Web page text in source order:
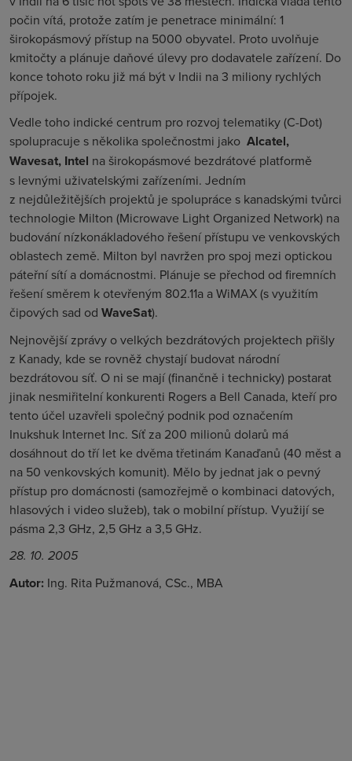
počin vítá, protože zatím je penetrace minimální: 1
širokopásmový přístup na 5000 obyvatel. Proto uvolňuje
kmitočty a plánuje daňové úlevy pro dodavatele zařízení. Do
konce tohoto roku již má být v Indii na 3 miliony rychlých
přípojek.
Vedle toho indické centrum pro rozvoj telematiky (C-Dot)
spolupracuje s několika společnostmi jako Alcatel,
Wavesat, Intel na širokopásmové bezdrátové platformě
s levnými uživatelskými zařízeními. Jedním
z nejdůležitějších projektů je spolupráce s kanadskými tvůrci
technologie Milton (Microwave Light Organized Network) na
budování nízkonákladového řešení přístupu ve venkovských
oblastech země. Milton byl navržen pro spoj mezi optickou
páteřní sítí a domácnostmi. Plánuje se přechod od firemních
řešení směrem k otevřeným 802.11a a WiMAX (s využitím
čipových sad od WaveSat).
Nejnovější zprávy o velkých bezdrátových projektech přišly
z Kanady, kde se rovněž chystají budovat národní
bezdrátovou síť. O ni se mají (finančně i technicky) postarat
jinak nesmiřitelní konkurenti Rogers a Bell Canada, kteří pro
tento účel uzavřeli společný podnik pod označením
Inukshuk Internet Inc. Síť za 200 milionů dolarů má
dosáhnout do tří let ke dvěma třetinám Kanaďanů (40 měst a
na 50 venkovských komunit). Mělo by jednat jak o pevný
přístup pro domácnosti (samozřejmě o kombinaci datových,
hlasových i video služeb), tak o mobilní přístup. Využijí se
pásma 2,3 GHz, 2,5 GHz a 3,5 GHz.
28. 10. 2005
Autor: Ing. Rita Pužmanová, CSc., MBA